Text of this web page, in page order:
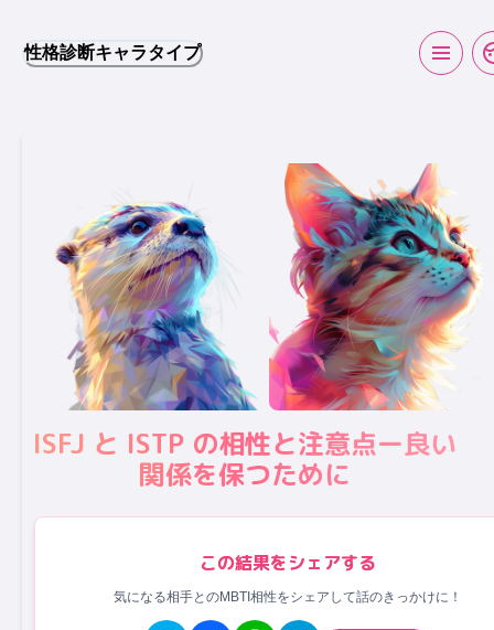
性格診断キャラタイプ
ISFJ と ISTP の相性と注意点ー良い
関係を保つために
この結果をシェアする
気になる相手とのMBTI相性をシェアして話のきっかけに！